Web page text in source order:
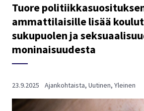
Tuore
ammattilaisille lisää
sukupuolen ja
moninaisuudesta
23.9.2025 Ajankohtaista, Uutinen, Yleinen